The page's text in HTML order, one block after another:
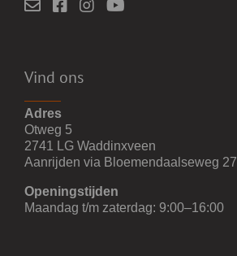
Vind ons
Adres
Otweg 5
2741 LG Waddinxveen
Aanrijden via Bloemendaalseweg 27
Openingstijden
Maandag t/m zaterdag: 9:00–16:00